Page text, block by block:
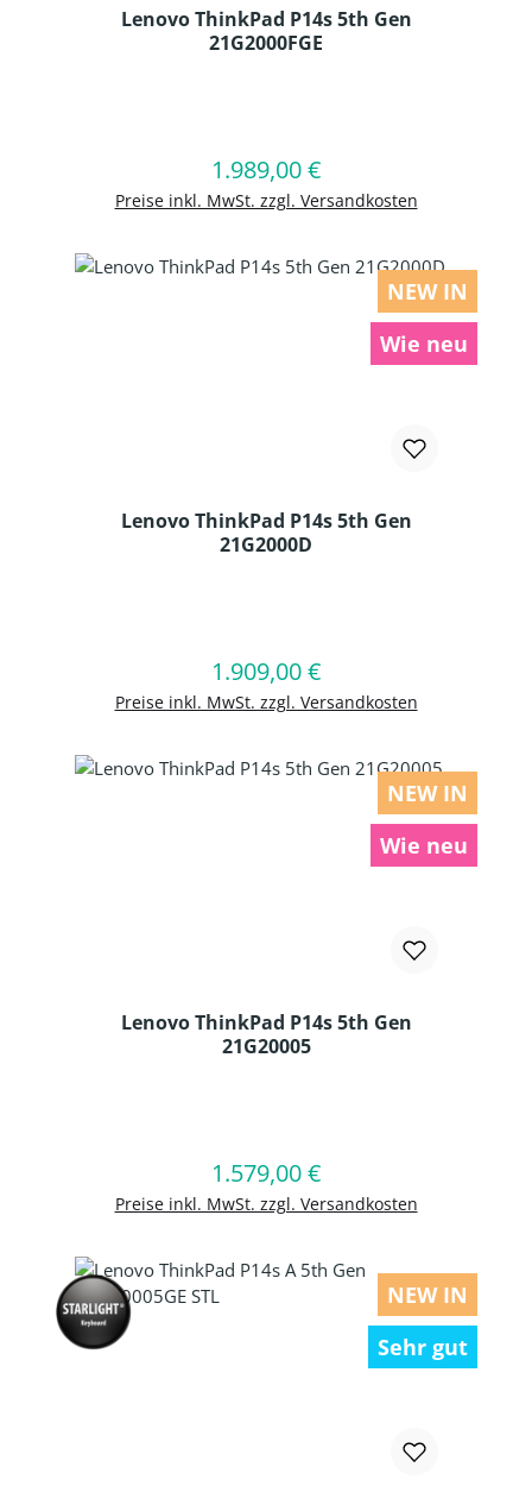
Lenovo ThinkPad P14s 5th Gen
21G2000FGE
Regulärer Preis:
1.989,00 €
Preise inkl. MwSt. zzgl. Versandkosten
In den Warenkorb
NEW IN
Wie neu
Lenovo ThinkPad P14s 5th Gen
21G2000D
Regulärer Preis:
1.909,00 €
Preise inkl. MwSt. zzgl. Versandkosten
In den Warenkorb
NEW IN
Wie neu
Lenovo ThinkPad P14s 5th Gen
21G20005
Regulärer Preis:
1.579,00 €
Preise inkl. MwSt. zzgl. Versandkosten
In den Warenkorb
NEW IN
Sehr gut